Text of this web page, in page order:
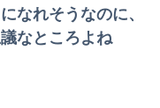
なれそうなのに、
なところよね